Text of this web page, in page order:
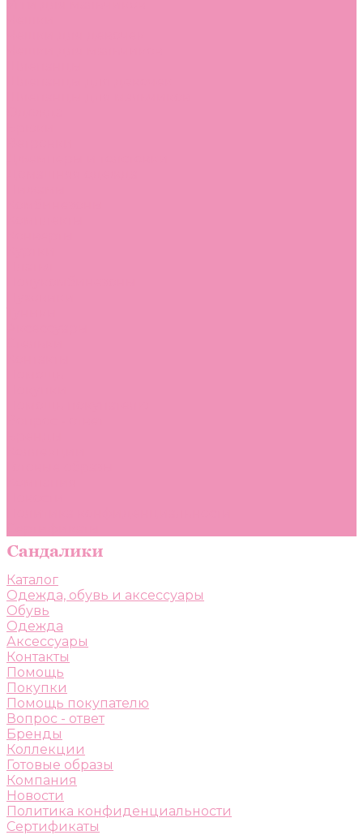
Каталог
Одежда, обувь и аксессуары
Обувь
Одежда
Аксессуары
Контакты
Помощь
Покупки
Помощь покупателю
Вопрос - ответ
Бренды
Коллекции
Готовые образы
Компания
Новости
Политика конфиденциальности
Сертификаты